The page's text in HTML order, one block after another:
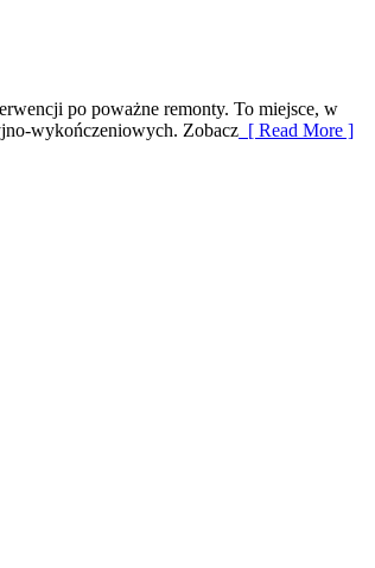
po poważne remonty. To miejsce, w
wykończeniowych. Zobacz [ Read More ]